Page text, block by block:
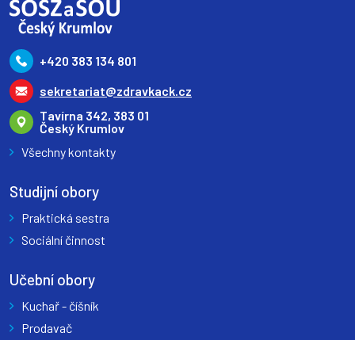
+420 383 134 801
sekretariat@zdravkack.cz
Tavírna 342, 383 01
Český Krumlov
Všechny kontakty
Studijní obory
Praktická sestra
Sociální činnost
Učební obory
Kuchař - číšník
Prodavač